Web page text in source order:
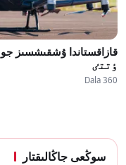
قازاقستاندا ۇشقىشسىز
ٶتتٸ
Dala 360
سوڭعى جاڭالىقتار